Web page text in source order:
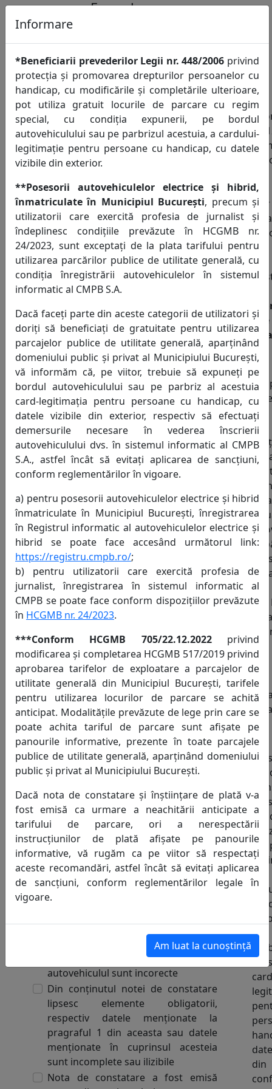
Informare
*Beneficiarii prevederilor Legii nr. 448/2006 privind
protecția și promovarea drepturilor persoanelor cu
handicap, cu modificările și completările ulterioare,
pot utiliza gratuit locurile de parcare cu regim
special, cu condiția expunerii, pe bordul
autovehiculului sau pe parbrizul acestuia, a cardului-
legitimație pentru persoane cu handicap, cu datele
vizibile din exterior.
**Posesorii autovehiculelor electrice și hibrid,
înmatriculate în Municipiul București, precum și
utilizatorii care exercită profesia de jurnalist și
îndeplinesc condițiile prevăzute în HCGMB nr.
24/2023, sunt exceptați de la plata tarifului pentru
utilizarea parcărilor publice de utilitate generală, cu
condiția înregistrării autovehiculelor în sistemul
informatic al CMPB S.A.
Dacă faceți parte din aceste categorii de utilizatori și
doriți să beneficiați de gratuitate pentru utilizarea
parcajelor publice de utilitate generală, aparținând
domeniului public și privat al Municipiului București,
vă informăm că, pe viitor, trebuie să expuneți pe
bordul autovehiculului sau pe parbriz al acestuia
card-legitimația pentru persoane cu handicap, cu
datele vizibile din exterior, respectiv să efectuați
demersurile necesare în vederea înscrierii
autovehiculului dvs. în sistemul informatic al CMPB
S.A., astfel încât să evitați aplicarea de sancțiuni,
conform reglementărilor în vigoare.
a) pentru posesorii autovehiculelor electrice și hibrid
înmatriculate în Municipiul București, înregistrarea
în Registrul informatic al autovehiculelor electrice și
hibrid se poate face accesând următorul link:
https://registru.cmpb.ro/;
b) pentru utilizatorii care exercită profesia de
jurnalist, înregistrarea în sistemul informatic al
CMPB se poate face conform dispozițiilor prevăzute
în HCGMB nr. 24/2023.
***Conform HCGMB 705/22.12.2022privind
modificarea și completarea HCGMB 517/2019 privind
aprobarea tarifelor de exploatare a parcajelor de
utilitate generală din Municipiul București, tarifele
pentru utilizarea locurilor de parcare se achită
anticipat. Modalitățile prevăzute de lege prin care se
poate achita tariful de parcare sunt afișate pe
panourile informative, prezente în toate parcajele
publice de utilitate generală, aparținând domeniului
public și privat al Municipiului București.
Dacă nota de constatare și înștiințare de plată v-a
fost emisă ca urmare a neachitării anticipate a
tarifului de parcare, ori a nerespectării
instrucțiunilor de plată afișate pe panourile
informative, vă rugăm ca pe viitor să respectați
aceste recomandări, astfel încât să evitați aplicarea
de sancțiuni, conform reglementărilor legale în
vigoare.
Am luat la cunoștință
Formular
Notă de
constatare și
înștiințare de
plată
Atenție!!!
-Toate câmpurile sunt obligatorii.
-Completarea formularului reprezintă
contestație la o singură Notă de
doriți să contestați două sau mai
multe Note de constatare și înștiințare
de plată, vă rugăm să completați câte
un formular pentru fiecare document
emis.
-În conformitate cu prevederile
legale, petițiile anonime sau cele în
care nu sunt trecute datele de
iau în considerare şi se clasează.
Secțiunea 1 - Date
identificare și informații
Data completării:
Nume și prenume:
Adresa de
domiciliu:
Adresa de e-mail:
Seria Notei de
constatare și
înștiințare de plată:
Număr de
înmatriculare
autovehicul:
Data emiterii Notei
de constatare și
înștiințare de plată:
Secțiunea 2 - Motivele
Numărul de înmatriculare, data, ora
sau parcajul în care se afla
autovehiculul sunt incorecte
Din conținutul notei de constatare
lipsesc elemente obligatorii,
respectiv datele menționate la
pragraful 1 din aceasta sau datele
menționate în cuprinsul acesteia
sunt incomplete sau ilizibile
Nota de constatare a fost emisă
705/
privind
și
privind
din
pentru
tarifului
se
o
de
în
lei
lei)/
h,
la care
prin
unei
Sunt
de la
de
de
cu
din